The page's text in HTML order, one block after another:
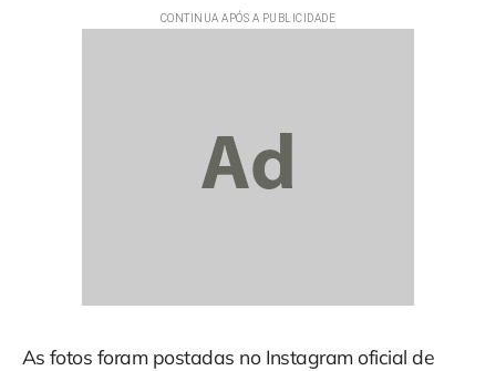
As fotos foram postadas no Instagram oficial de